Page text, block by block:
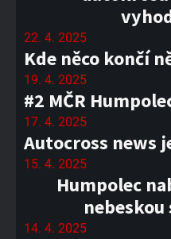
22. 4. 2025
Kde něco končí
19. 4. 2025
#2 MČR
17. 4. 2025
Autocross news
15. 4. 2025
Humpolec
14. 4. 2025